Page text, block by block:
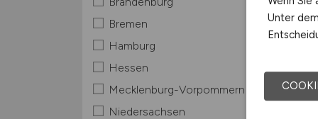
Bremen
Hamburg
Hessen
Mecklenburg-Vorpommern
Niedersachsen
Unter